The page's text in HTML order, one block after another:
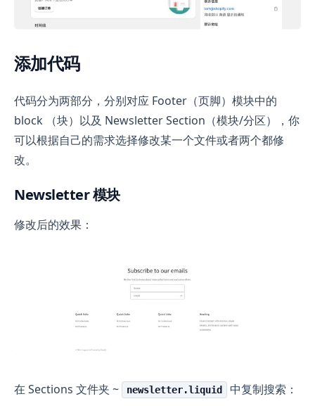
添加代码
代码分为两部分，分别对应 Footer（页脚）模块中的
block （块）以及 Newsletter Section（模块/分区），你
可以根据自己的需求选择修改某一个文件或者两个都修
改。
Newsletter 模块
修改后的效果：
在 Sections 文件夹 ~ newsletter.liquid 中复制搜索：